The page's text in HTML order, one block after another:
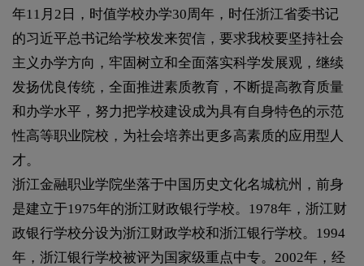
年11月2日，时值学校办学30周年，时任浙江省委书记
的习近平总书记给学校发来贺信，要求我校要坚持社会
主义办学方向，牢固树立和全面落实科学发展观，继续
发扬优良传统，全面推进素质教育，不断提高教育质量
和办学水平，努力把学校建设成为具有自身特色的示范
性高等职业院校，为社会培养出更多高素质的应用型人
才。
浙江金融职业学院坐落于中国历史文化名城杭州，前身
是建立于1975年的浙江财政银行学校。1978年，浙江财
政银行学校分设为浙江财政学校和浙江银行学校。1994
年，浙江银行学校被评为国家级重点中专。2002年，经